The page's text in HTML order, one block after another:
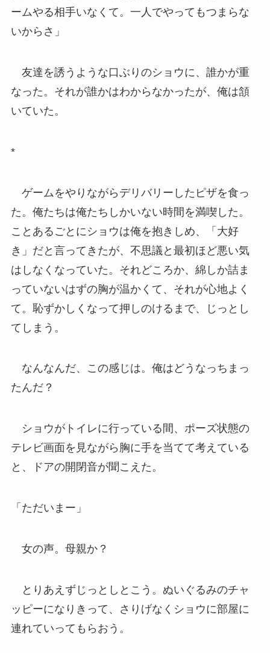
ームやる相手いなくて。一人でやってもつまらな
いからさ」
友達を誘うような口ぶりのショウに、誰かが重
なった。それが誰かはわからなかったが、俺は頷
いていた。
*
ゲームをやりながらデリバリーしたピザを食っ
た。俺たちは俺たちしかいない時間を満喫した。
ことあるごとにショウは俺を抱きしめ、「大好
き」だと言ってきたが、不思議と最初ほど悪い気
はしなくなっていた。それどころか、綿しか詰ま
っていないはずの胸が温かくて、それが心地よく
て。恥ずかしくなって押しのけるまで、じっとし
てしまう。
なんなんだ、この感じは。俺はどうなっちまっ
たんだ？
ショウがトイレに行っている間、ポーズ状態の
テレビ画面を見ながら胸に手を当てて考えている
と、ドアの開閉音が聞こえた。
「ただいまー」
女の声。母親か？
とりあえずじっとしとこう。ぬいぐるみのチャ
ッピーになりきって、さりげなくショウに部屋に
連れていってもらおう。